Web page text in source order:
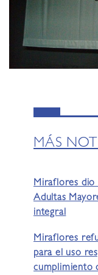
MÁS
Miraflores dio
Adultas
integral
Miraflores
para el uso
cumplimiento